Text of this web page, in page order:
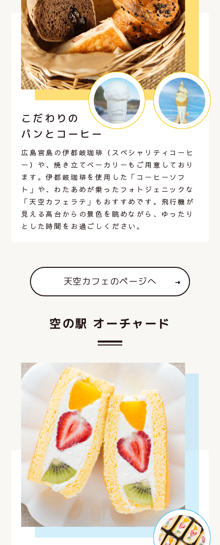
こだわりの
パンとコーヒー
広島宮島の伊都岐珈琲（スペシャリティコーヒ
ー）や、焼き立てベーカリーもご用意しており
ます。伊都岐珈琲を使用した「コーヒーソフ
ト」や、わたあめが乗ったフォトジェニックな
「天空カフェラテ」もおすすめです。飛行機が
見える高台からの景色を眺めながら、ゆったり
とした時間をお過ごしください。
天空カフェのページへ
空の駅 オ ーチャ ー ド